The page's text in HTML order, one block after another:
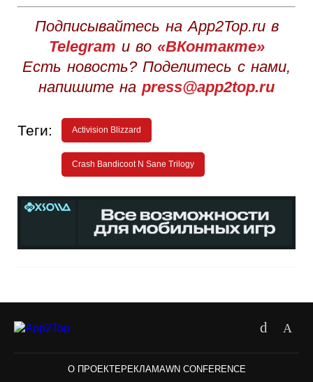
Подписывайтесь на App2Top.ru в
Telegram и во «ВКонтакте»
Есть новость? Поделитесь с нами,
напишите на press@app2top.ru
Теги: Activision Blizzard
Crash Bandicoot N Sane Trilogy
О ПРОЕКТЕРЕКЛАМАWN CONFERENCE